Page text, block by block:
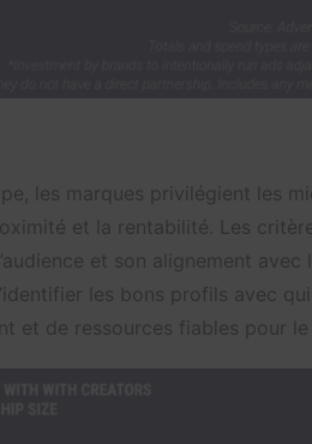
les marques privilégient les
et la rentabilité. Les
et son alignement avec
les bons profils avec
et de ressources fiables pour le